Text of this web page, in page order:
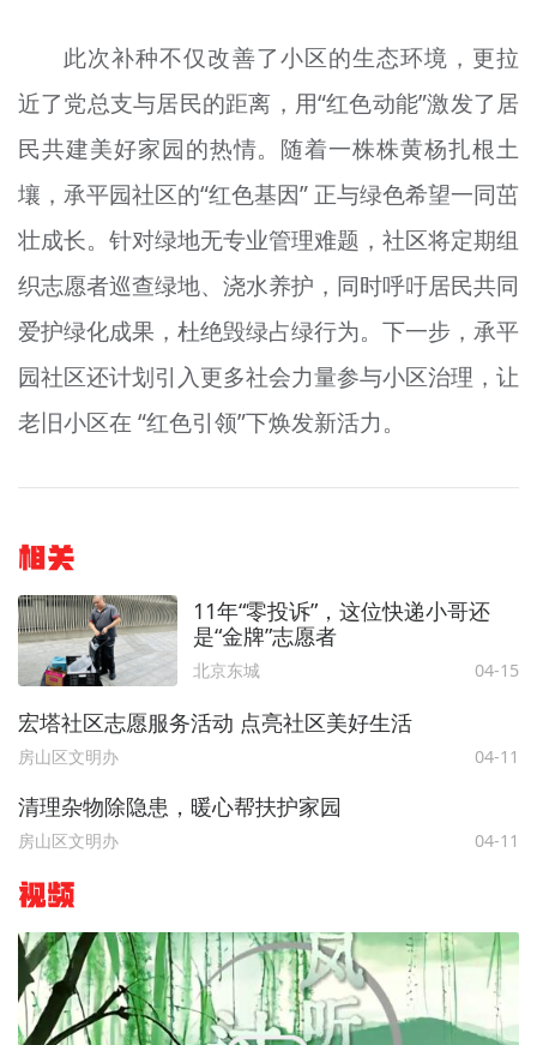
此次补种不仅改善了小区的生态环境，更拉
近了党总支与居民的距离，用“红色动能”激发了居
民共建美好家园的热情。随着一株株黄杨扎根土
壤，承平园社区的“红色基因” 正与绿色希望一同茁
壮成长。针对绿地无专业管理难题，社区将定期组
织志愿者巡查绿地、浇水养护，同时呼吁居民共同
爱护绿化成果，杜绝毁绿占绿行为。下一步，承平
园社区还计划引入更多社会力量参与小区治理，让
老旧小区在 “红色引领”下焕发新活力。
相关
11年“零投诉”，这位快递小哥还
是“金牌”志愿者
北京东城 04-15
宏塔社区志愿服务活动 点亮社区美好生活
房山区文明办 04-11
清理杂物除隐患，暖心帮扶护家园
房山区文明办 04-11
视频